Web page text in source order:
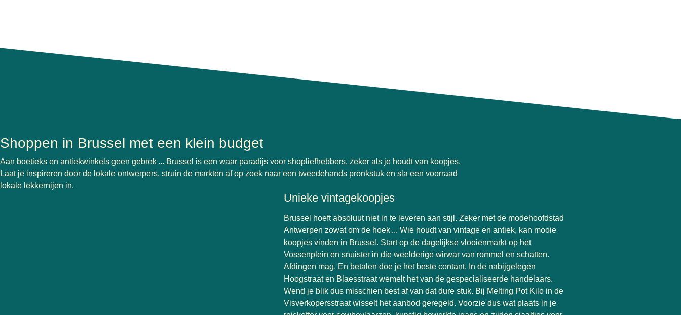
Shoppen in Brussel met een klein budget
Aan boetieks en antiekwinkels geen gebrek ... Brussel is een waar paradijs voor shopliefhebbers, zeker als je houdt van koopjes.
Laat je inspireren door de lokale ontwerpers, struin de markten af op zoek naar een tweedehands pronkstuk en sla een voorraad
lokale lekkernijen in.
Unieke vintagekoopjes
Brussel hoeft absoluut niet in te leveren aan stijl. Zeker met de modehoofdstad
Antwerpen zowat om de hoek ... Wie houdt van vintage en antiek, kan mooie
koopjes vinden in Brussel. Start op de dagelijkse vlooienmarkt op het
Vossenplein en snuister in die weelderige wirwar van rommel en schatten.
Afdingen mag. En betalen doe je het beste contant. In de nabijgelegen
Hoogstraat en Blaesstraat wemelt het van de gespecialiseerde handelaars.
Wend je blik dus misschien best af van dat dure stuk. Bij Melting Pot Kilo in de
Visverkopersstraat wisselt het aanbod geregeld. Voorzie dus wat plaats in je